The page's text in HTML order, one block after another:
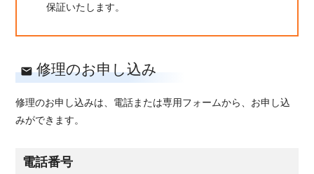
保証いたします。
修理のお申し込み
修理のお申し込みは、電話または専用フォームから、お申し込
みができます。
電話番号